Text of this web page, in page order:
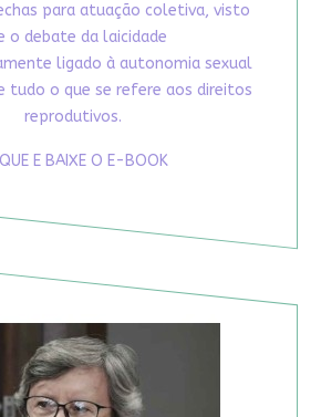
para atuação coletiva, visto
o debate da laicidade
ligado à autonomia sexual
tudo o que se refere aos direitos
reprodutivos.
E BAIXE O E-BOOK